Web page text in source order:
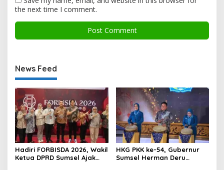
the next time I comment.
News Feed
Hadiri FORBISDA 2026, Wakil
Ketua DPRD Sumsel Ajak
HKG PKK ke-54, Gubernur
Sumsel Herman Deru